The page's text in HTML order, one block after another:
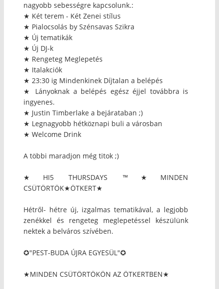
nagyobb sebességre kapcsolunk.:
★ Két terem - Két Zenei stílus
★ Pialocsolás by Szénsavas Szikra
★ Új tematikák
★ Új DJ-k
★ Rengeteg Meglepetés
★ Italakciók
★ 23:30 ig Mindenkinek Díjtalan a belépés
★ Lányoknak a belépés egész éjjel továbbra is
ingyenes.
★ Justin Timberlake a bejárataban ;)
★ Legnagyobb hétköznapi buli a városban
★ Welcome Drink
A többi maradjon még titok ;)
★HI5 THURSDAYS ™★MINDEN
CSÜTÖRTÖK★ÖTKERT★
Hétről- hétre új, izgalmas tematikával, a legjobb
zenékkel és rengeteg meglepetéssel készülünk
nektek a belváros szívében.
✪"PEST-BUDA ÚJRA EGYESÜL"✪
★MINDEN CSÜTÖRTÖKÖN AZ ÖTKERTBEN★